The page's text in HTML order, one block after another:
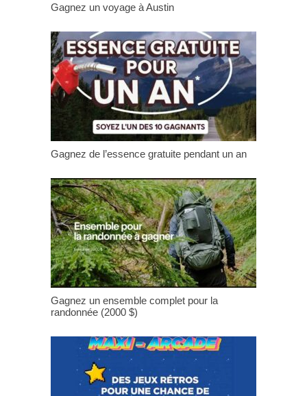
Gagnez un voyage à Austin
Gagnez de l’essence gratuite pendant un an
Gagnez un ensemble complet pour la
randonnée (2000 $)